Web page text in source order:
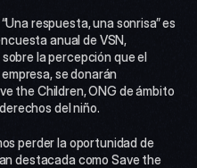
respuesta, una sonrisa” es
anual de VSN,
la percepción que el
se donarán
the Children, ONG de ámbito
del niño.
perder la oportunidad de
destacada como Save the